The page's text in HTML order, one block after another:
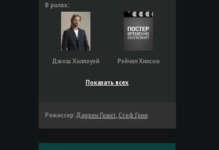
В ролях:
Джош Холлоуэй Рэйчел Хилсон
Показать всех
Режиссер: Даррен Грант, Стеф Грин